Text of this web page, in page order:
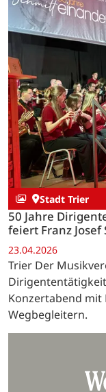
Stadt Trier
50 Jahre
feiert Franz Josef
23.04.2026
Trier Der
Dirigententätigkeit
Konzertabend mit
Wegbegleitern.